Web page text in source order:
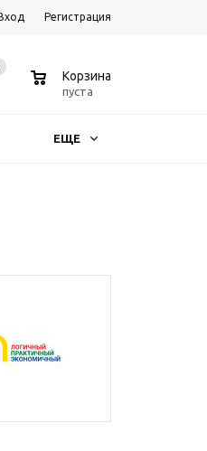
Регистрация
Корзина
пуста
ЕЩЕ